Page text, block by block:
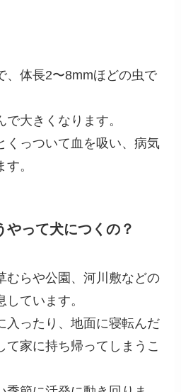
、体長2〜8mmほどの虫で
大きくなります。
くっついて血を吸い、病気
。
やって犬につくの？
むらや公園、河川敷などの
ています。
入ったり、地面に寝転んだ
て家に持ち帰ってしまうこ